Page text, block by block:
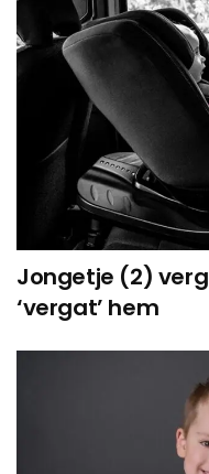
Jongetje (2)
‘vergat’ hem